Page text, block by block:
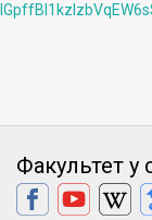
Факультет у